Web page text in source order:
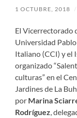
1 OCTUBRE, 2018 /
El Vicerrectorado
Universidad
Italiano (CCI) y el
organizado
culturas” en el
Jardines de La
por Marina
Rodríguez ,